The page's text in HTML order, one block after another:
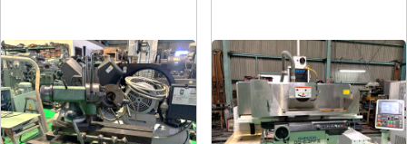
ドリル研削盤
メーカー 飯田
形 式YG-200F
平面研削盤
メーカー クロダ
形 式GS-63PFⅡ